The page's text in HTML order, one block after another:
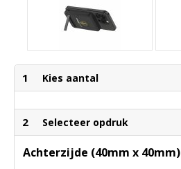
1 Kies aantal
2 Selecteer opdruk
Achterzijde (40mm x 40mm)